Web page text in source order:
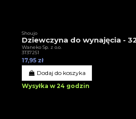
Shoujo
Dziewczyna do wynajęcia -
Waneko Sp. z o.o.
3T37251
17,95 zł
Dodaj do koszyka
Wysyłka w 24 godzin